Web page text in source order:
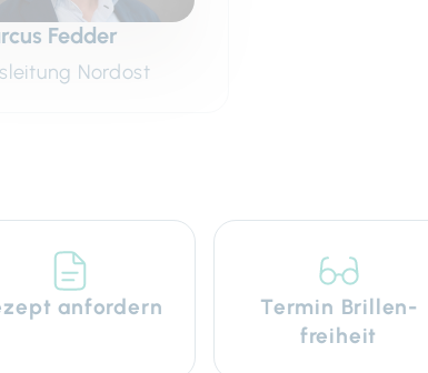
Fedder
Nordost
anfordern
Termin Brillen­
freiheit